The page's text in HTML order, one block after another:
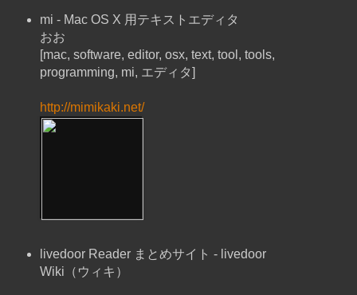
mi - Mac OS X 用テキストエディタ
おお
[mac, software, editor, osx, text, tool, tools,
programming, mi, エディタ]
http://mimikaki.net/
livedoor Reader まとめサイト - livedoor
Wiki（ウィキ）